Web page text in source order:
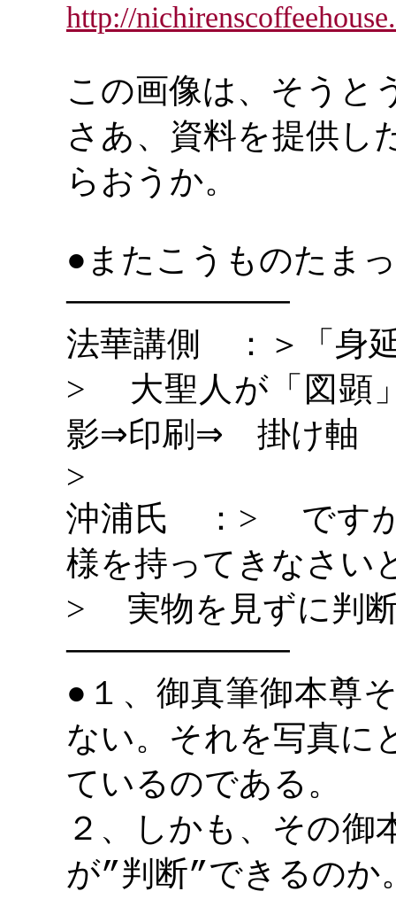
http://
この画像は、そうと
さあ、資料を提供し
らおうか。
● またこうものたま
―――――――――――
法華講側 ：＞「身
> 大聖人が「図顕
影⇒印刷 ⇒ 掛け軸
>
沖浦氏 ： > ですか
様を持ってきなさい
> 実物を見ずに判
―――――――――――
● １、御真筆御本尊
ない。それを写真に
ているのである。
２、しかも、その御
が”判断”できるのか